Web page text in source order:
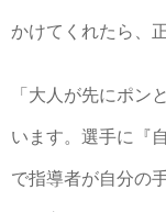
かけてくれたら、
「大人が先にポン
います。選手に『
で指導者が自分の